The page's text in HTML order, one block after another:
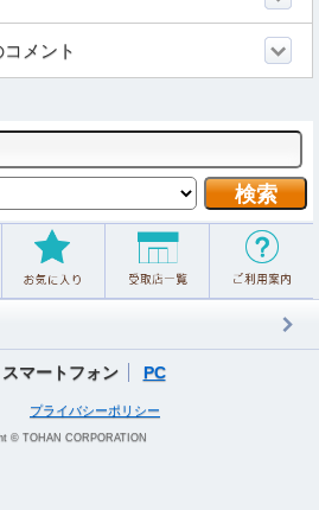
メント
スマートフォン PC
プライバシーポリシー
© TOHAN CORPORATION